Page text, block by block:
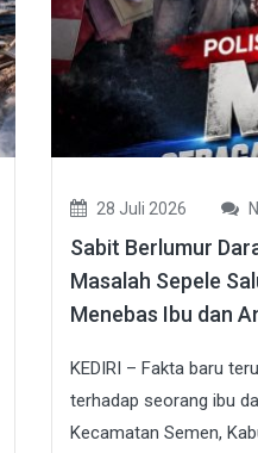
28 Juli 2026
Sabit Berlumur
Masalah Sepele
Menebas Ibu dan
KEDIRI – Fakta baru
terhadap seorang ibu
Kecamatan Semen,